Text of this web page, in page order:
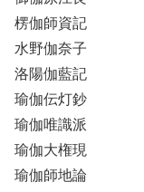
楞伽師資記
水野伽奈子
洛陽伽藍記
瑜伽伝灯鈔
瑜伽唯識派
瑜伽大権現
瑜伽師地論